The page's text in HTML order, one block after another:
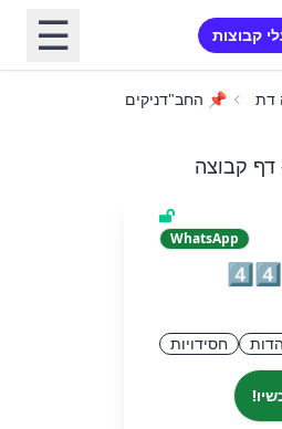
קבוצות ☰
דת 📌 החב"דניקים 4️⃣4️⃣
WhatsApp
חסידויות